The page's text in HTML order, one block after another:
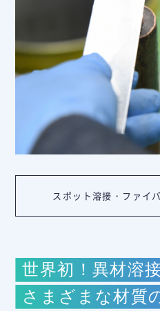
スポット溶接・ファイ
世界初！異材溶
さまざまな材質